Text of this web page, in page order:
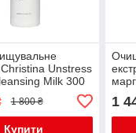
Unstress
Milk 300
1 800 ₴
Купити
1